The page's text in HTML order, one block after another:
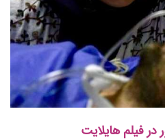
در فیلم هایلایت